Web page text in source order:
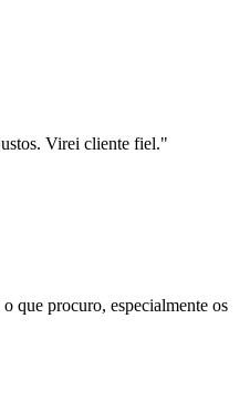
Virei cliente fiel."
que procuro, especialmente os